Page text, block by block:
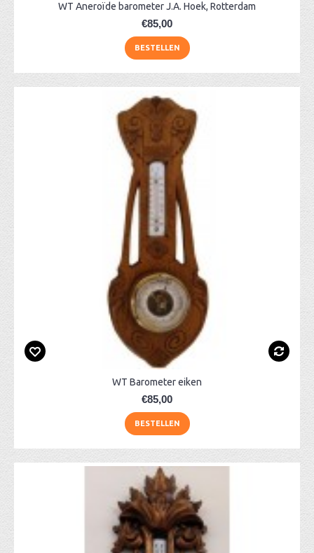
WT Aneroïde barometer J.A. Hoek, Rotterdam
€85,00
BESTELLEN
WT Barometer eiken
€85,00
BESTELLEN